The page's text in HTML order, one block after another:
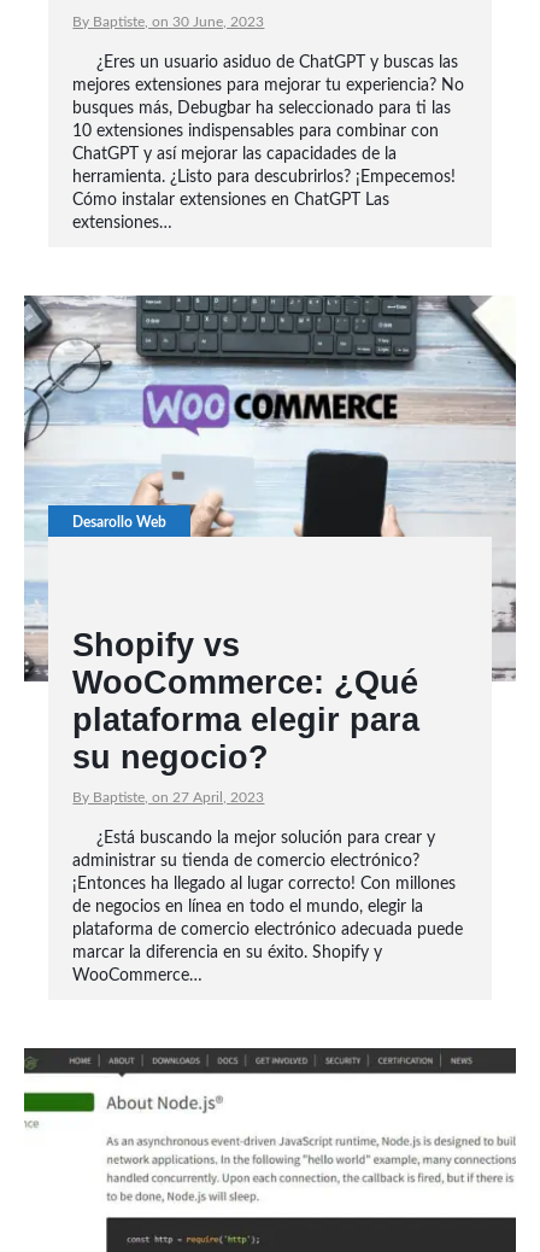
By Baptiste, on 30 June, 2023
¿Eres un usuario asiduo de ChatGPT y buscas las
mejores extensiones para mejorar tu experiencia? No
busques más, Debugbar ha seleccionado para ti las
10 extensiones indispensables para combinar con
ChatGPT y así mejorar las capacidades de la
herramienta. ¿Listo para descubrirlos? ¡Empecemos!
Cómo instalar extensiones en ChatGPT Las
extensiones…
Desarollo Web
Shopify vs
WooCommerce: ¿Qué
plataforma elegir para
su negocio?
By Baptiste, on 27 April, 2023
¿Está buscando la mejor solución para crear y
administrar su tienda de comercio electrónico?
¡Entonces ha llegado al lugar correcto! Con millones
de negocios en línea en todo el mundo, elegir la
plataforma de comercio electrónico adecuada puede
marcar la diferencia en su éxito. Shopify y
WooCommerce…